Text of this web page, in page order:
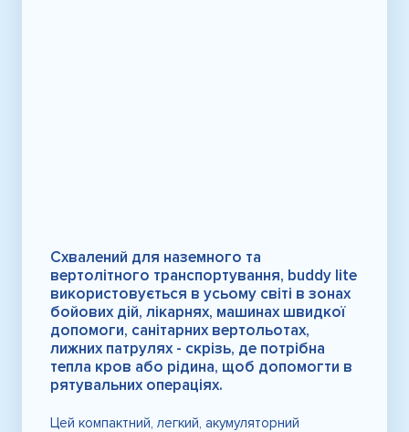
Схвалений для наземного та
вертолітного транспортування, buddy lite
використовується в усьому світі в зонах
бойових дій, лікарнях, машинах швидкої
допомоги, санітарних вертольотах,
лижних патрулях - скрізь, де потрібна
тепла кров або рідина, щоб допомогти в
рятувальних операціях.
Цей компактний, легкий, акумуляторний